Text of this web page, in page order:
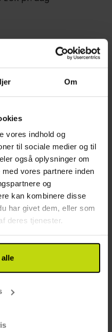
Om
vores indhold og
til sociale medier og til
også oplysninger om
vores partnere inden
og
kan kombinere disse
har givet dem, eller som
deres tjenester.
Adagio Access Kiel
ønsker hjemmets
er på ferie. Hver studio
gratis WiFi,
udstyret køkken og
spisebord og meget
et Studio med
per dag: 15 EUR pr.
tidspunkt for